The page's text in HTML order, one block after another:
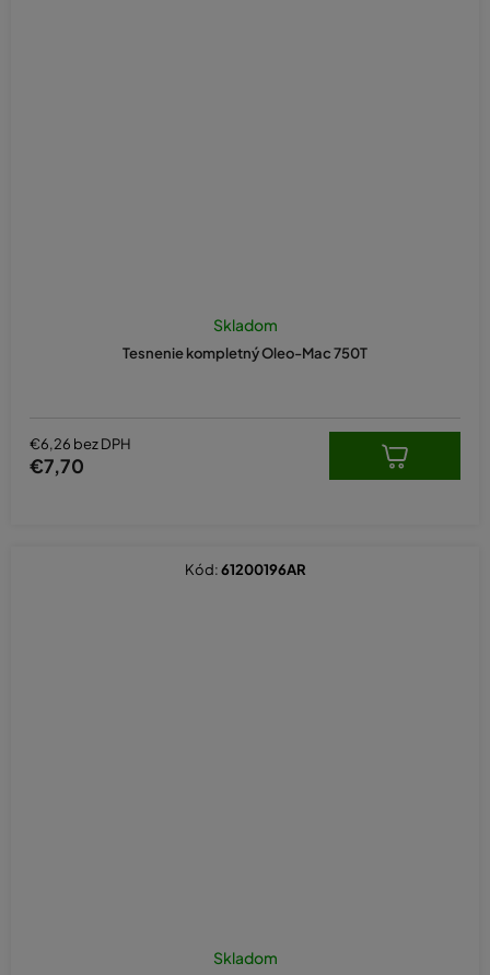
Tesnenie kompletný Oleo-Mac 750T
Skladom
€6,26 bez DPH
€7,70
Skladom
Kód:61200196AR